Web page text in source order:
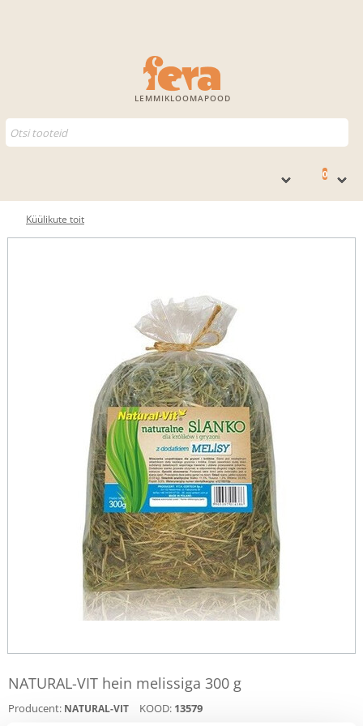
LEMMIKLOOMAPOOD
0
Küülikute toit
NATURAL-VIT hein melissiga 300 g
Producent: NATURAL-VIT KOOD: 13579